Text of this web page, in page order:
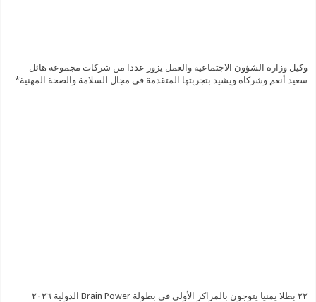
وكيل وزارة الشؤون الاجتماعية والعمل يزور عددا من شركات مجموعة هائل
سعيد أنعم وشركاه ويشيد بتجربتها المتقدمة في مجال السلامة والصحة المهنية*
٢٢ بطلا يمنيا يتوجون بالمراكز الأولى في بطولة Brain Power الدولية ٢٠٢٦